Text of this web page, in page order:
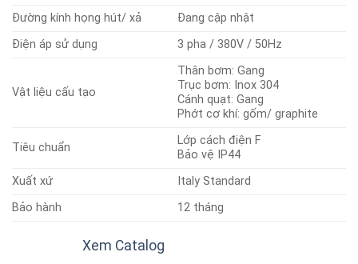
Đường kính họng hút/ xả
Đang cập nhật
Điện áp sử dụng
3 pha / 380V / 50Hz
Vật liệu cấu tạo
Thân bơm: Gang
Trục bơm: Inox 304
Cánh quạt: Gang
Phớt cơ khí: gốm/ graphite
Tiêu chuẩn
Lớp cách điện F
Bảo vệ IP44
Xuất xứ
Italy Standard
Bảo hành
12 tháng
Xem Catalog